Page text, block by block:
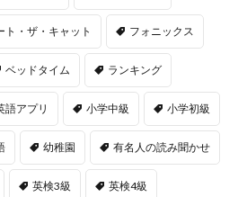
ト・ザ・キャット フォニックス
ベッドタイム ランキング
語アプリ 小学中級 小学初級
幼稚園 有名人の読み聞かせ
英検3級 英検4級